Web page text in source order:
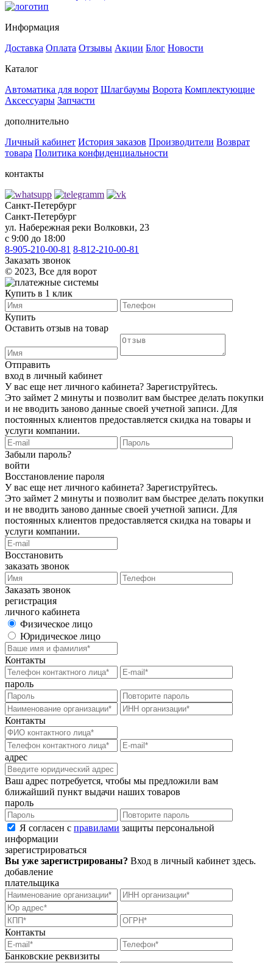
Информация
Доставка Оплата Отзывы Акции Блог Новости
Каталог
Автоматика для ворот Шлагбаумы Ворота Комплектующие
Аксессуары Запчасти
дополнительно
Личный кабинет История заказов Производители Возврат
товара Политика конфиденциальности
контакты
Санкт-Петербург
Санкт-Петербург
ул. Набережная реки Волковки, 23
с 9:00 до 18:00
8-905-210-00-81 8-812-210-00-81
Заказать звонок
©️ 2023, Все для ворот
Купить в 1 клик
Купить
Оставить отзыв на товар
Отправить
вход в личный кабинет
У вас еще нет личного кабинета? Зарегиструйтесь.
Это займет 2 минуты и позволит вам быстрее делать покупки
и не вводить заново данные своей учетной записи. Для
постоянных клиентов предоставляется скидка на товары и
услуги компании.
Забыли пароль?
войти
Восстановление пароля
У вас еще нет личного кабинета? Зарегиструйтесь.
Это займет 2 минуты и позволит вам быстрее делать покупки
и не вводить заново данные своей учетной записи. Для
постоянных клиентов предоставляется скидка на товары и
услуги компании.
Восстановить
заказать звонок
Заказать звонок
регистрация
личного кабинета
Физическое лицо
Юридическое лицо
Контакты
пароль
Контакты
адрес
Ваш адрес потребуется, чтобы мы предложили вам
ближайший пункт выдачи наших товаров
пароль
Я согласен с правилами защиты персональной
информации
зарегистрироваться
Вы уже зарегистрированы? Вход в личный кабинет здесь.
добавление
плательщика
Контакты
Банковские реквизиты